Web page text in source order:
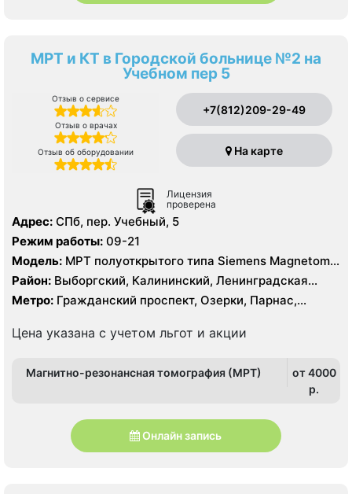
МРТ и КТ в Городской больнице №2 на
Учебном пер 5
Отзыв о сервисе
Отзыв о врачах
Отзыв об оборудовании
+7(812)209-29-49
На карте
Лицензия
проверена
Адрес: СПб, пер. Учебный, 5
Режим работы: 09-21
Модель: МРТ полуоткрытого типа Siemens Magnetom
Espree 1.5 Тесла, КТ Siemens SOMATOM Definition 16
срезов, КТ Siemens SOMATOM Definition AS 64 среза
Район: Выборгский, Калининский, Ленинградская
область, Приморский
Метро: Гражданский проспект, Озерки, Парнас,
Цена указана с учетом льгот и акции
Магнитно-резонансная томография (МРТ)
от 4000
p.
Онлайн запись